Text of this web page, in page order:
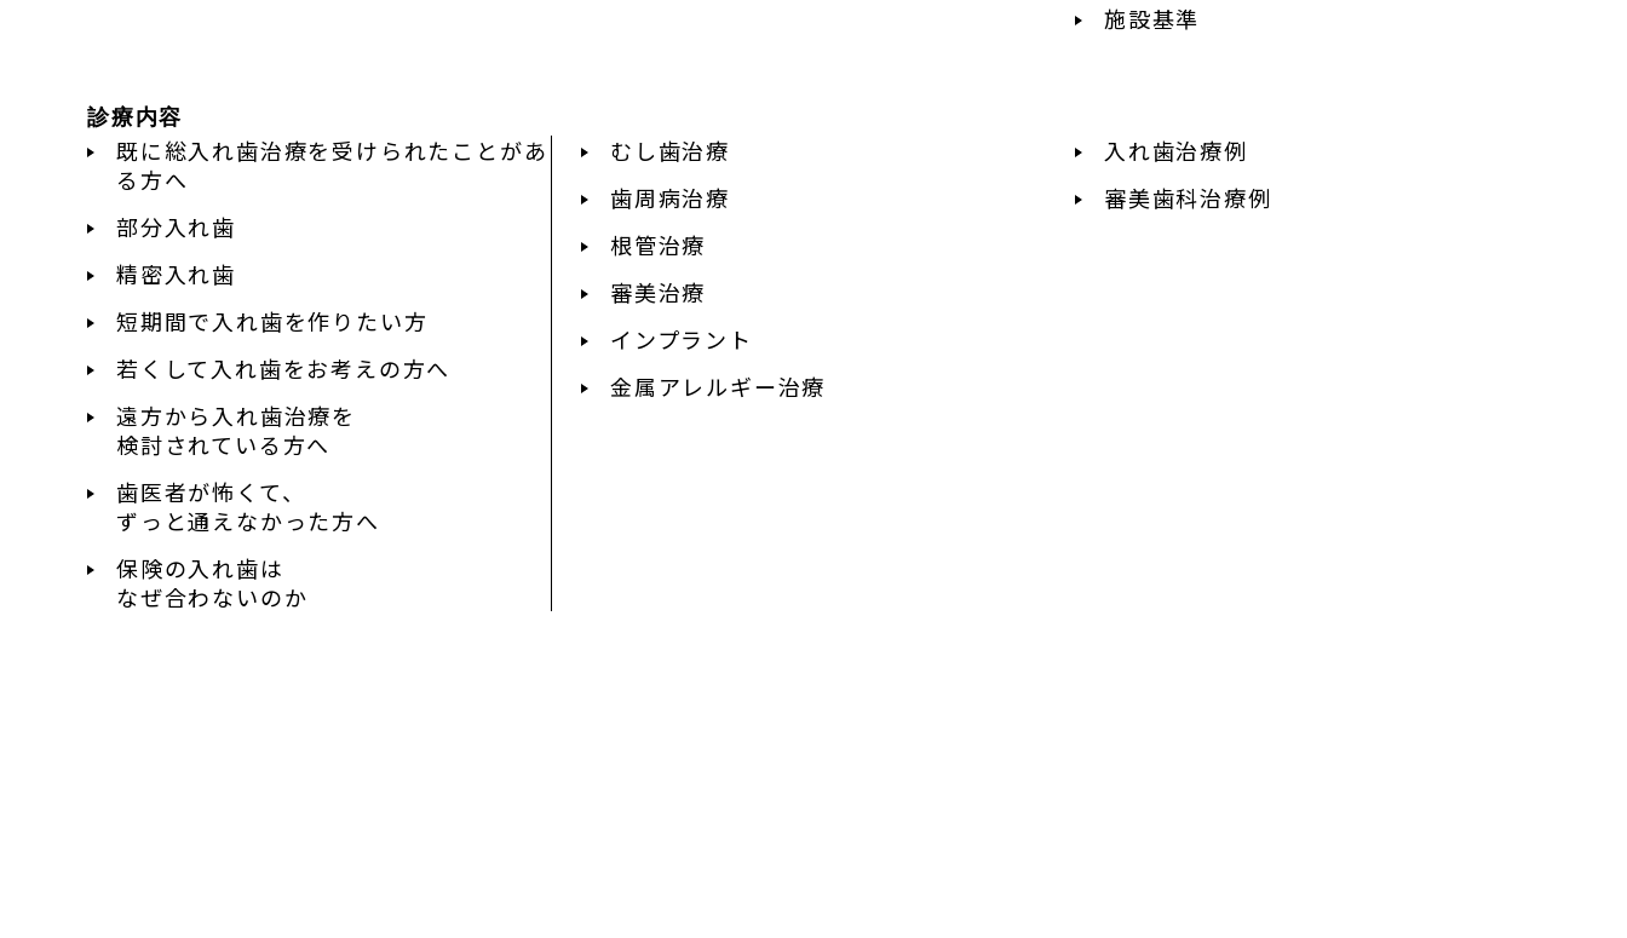
施設基準
診療内容
既に総入れ歯治療を受けられたことがあ
る方へ
部分入れ歯
精密入れ歯
短期間で入れ歯を作りたい方
若くして入れ歯をお考えの方へ
遠方から入れ歯治療を
検討されている方へ
歯医者が怖くて、
ずっと通えなかった方へ
保険の入れ歯は
なぜ合わないのか
むし歯治療
歯周病治療
根管治療
審美治療
インプラント
金属アレルギー治療
入れ歯治療例
審美歯科治療例